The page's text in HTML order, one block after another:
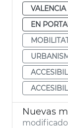
VALENCIA
EN
Nuevas